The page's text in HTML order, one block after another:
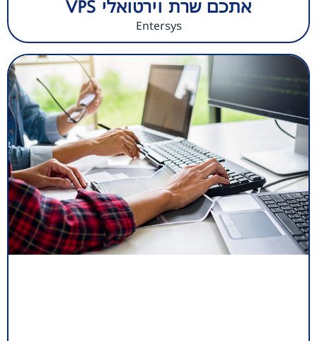
אתכם שרת וירטואלי VPS
Entersys